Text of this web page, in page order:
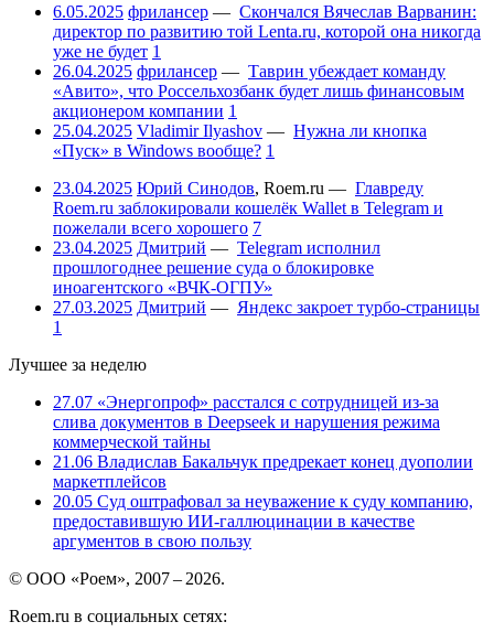
6.05.2025 фрилансер — Скончался Вячеслав Варванин:
директор по развитию той Lenta.ru, которой она никогда
уже не будет 1
26.04.2025 фрилансер — Таврин убеждает команду
«Авито», что Россельхозбанк будет лишь финансовым
акционером компании 1
25.04.2025 Vladimir Ilyashov — Нужна ли кнопка
«Пуск» в Windows вообще? 1
23.04.2025 Юрий Синодов, Roem.ru — Главреду
Roem.ru заблокировали кошелёк Wallet в Telegram и
пожелали всего хорошего 7
23.04.2025 Дмитрий — Telegram исполнил
прошлогоднее решение суда о блокировке
иноагентского «ВЧК-ОГПУ»
27.03.2025 Дмитрий — Яндекс закроет турбо-страницы
1
Лучшее за неделю
27.07 «Энергопроф» расстался с сотрудницей из-за
слива документов в Deepseek и нарушения режима
коммерческой тайны
21.06 Владислав Бакальчук предрекает конец дуополии
маркетплейсов
20.05 Суд оштрафовал за неуважение к суду компанию,
предоставившую ИИ-галлюцинации в качестве
аргументов в свою пользу
© ООО «Роем», 2007 – 2026.
Roem.ru в социальных сетях: